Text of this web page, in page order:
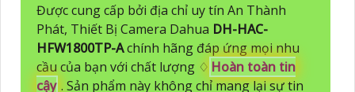
Được cung cấp bởi địa chỉ uy tín An Thành
Phát, Thiết Bị Camera Dahua DH-HAC-
HFW1800TP-Achính hãng đáp ứng mọi nhu
cầu của bạn với chất lượng ♢ Hoàn toàn tin
cậy . Sản phẩm này không chỉ mang lại sự tin